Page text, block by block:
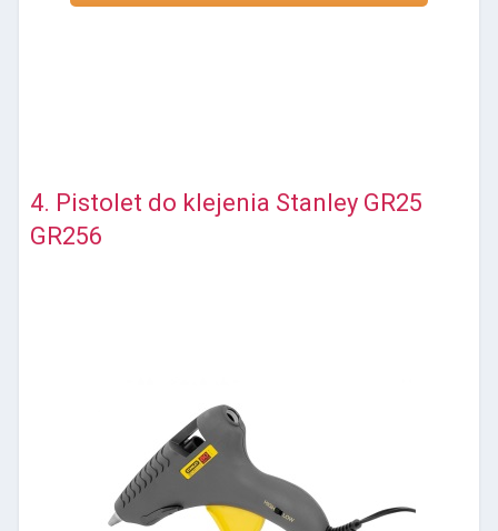
4. Pistolet do klejenia Stanley GR25
GR256